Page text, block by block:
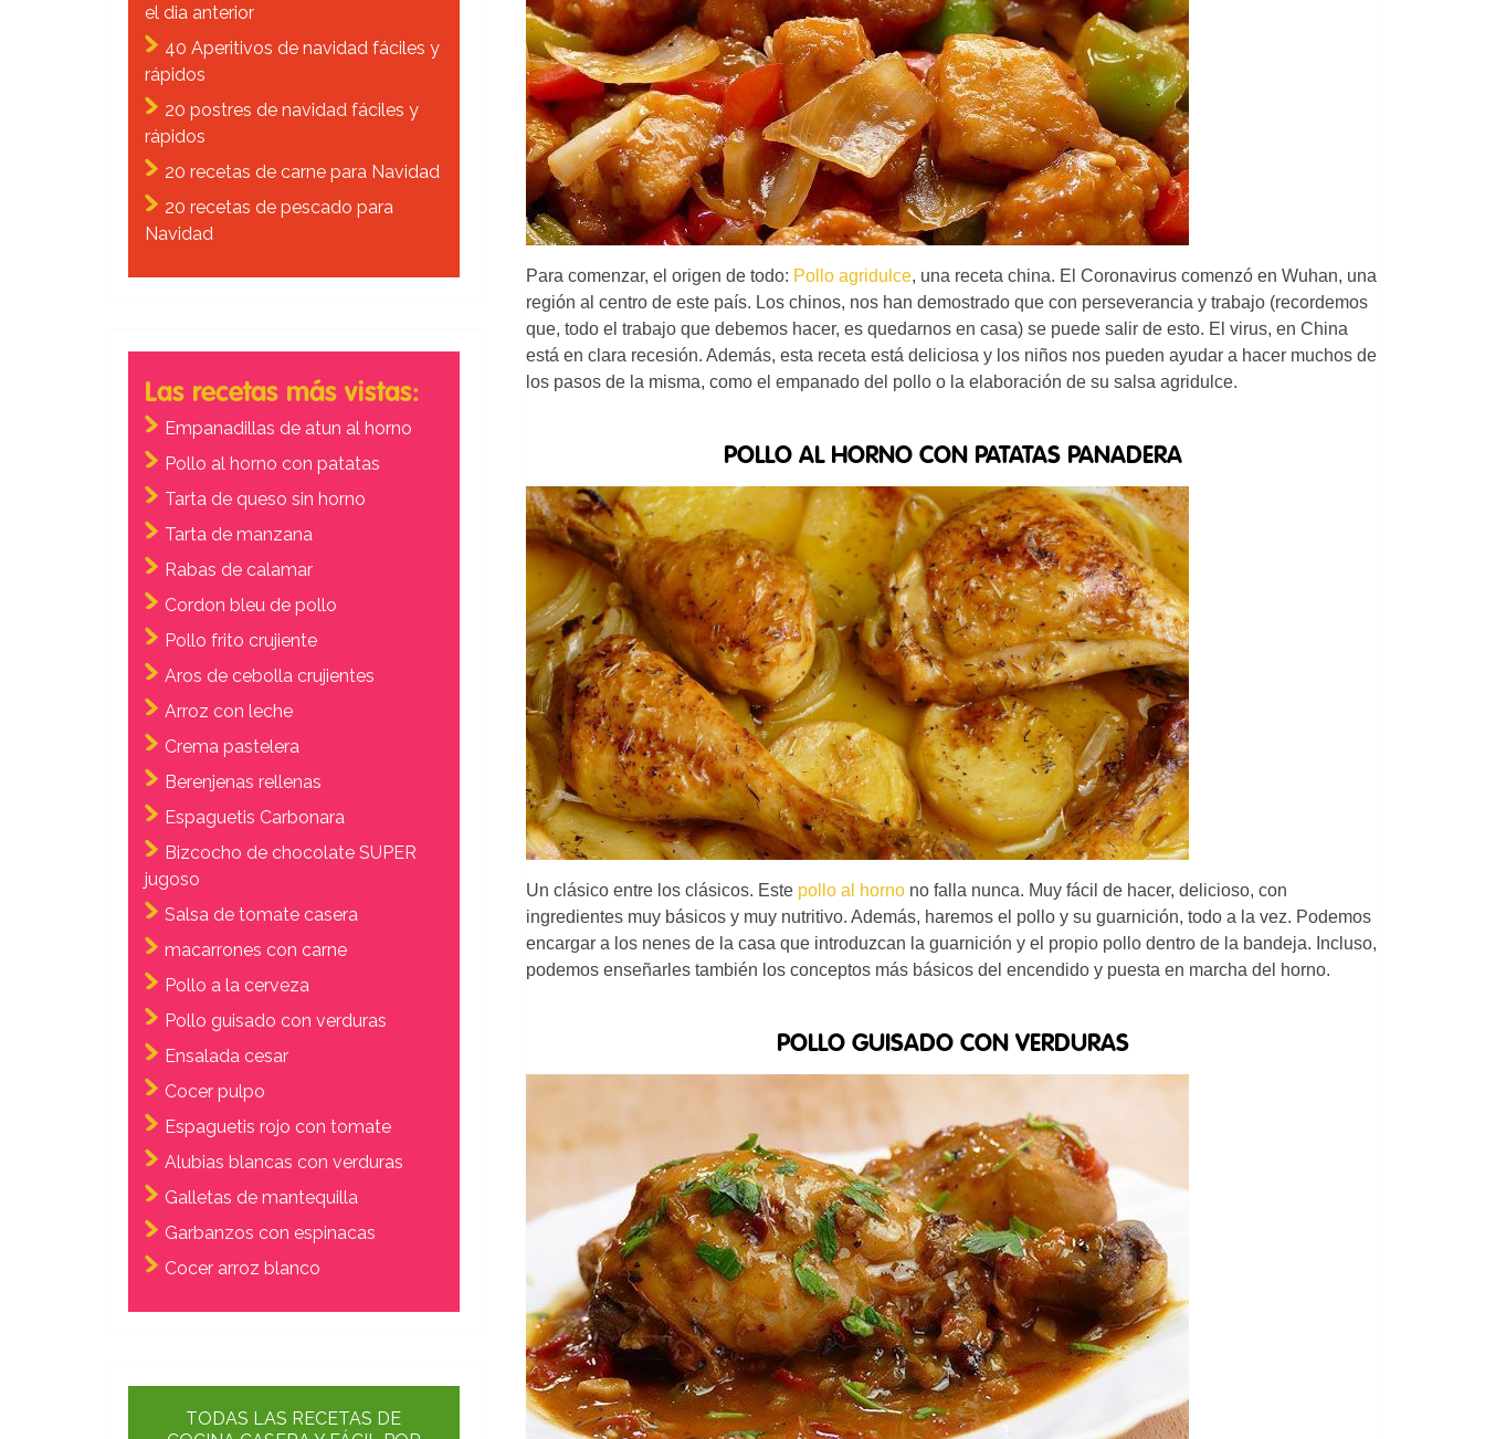
Para comenzar, el origen de todo: Pollo agridulce, una receta china. El Coronavirus comenzó en Wuhan, una
región al centro de este país. Los chinos, nos han demostrado que con perseverancia y trabajo (recordemos
que, todo el trabajo que debemos hacer, es quedarnos en casa) se puede salir de esto. El virus, en China
está en clara recesión. Además, esta receta está deliciosa y los niños nos pueden ayudar a hacer muchos de
los pasos de la misma, como el empanado del pollo o la elaboración de su salsa agridulce.
POLLO AL HORNO CON PATATAS PANADERA
Un clásico entre los clásicos. Este pollo al horno no falla nunca. Muy fácil de hacer, delicioso, con
ingredientes muy básicos y muy nutritivo. Además, haremos el pollo y su guarnición, todo a la vez. Podemos
encargar a los nenes de la casa que introduzcan la guarnición y el propio pollo dentro de la bandeja. Incluso,
podemos enseñarles también los conceptos más básicos del encendido y puesta en marcha del horno.
POLLO GUISADO CON VERDURAS
el dia anterior
40 Aperitivos de navidad fáciles y
rápidos
20 postres de navidad fáciles y
rápidos
20 recetas de carne para Navidad
20 recetas de pescado para
Navidad
Las recetas más vistas:
Empanadillas de atun al horno
Pollo al horno con patatas
Tarta de queso sin horno
Tarta de manzana
Rabas de calamar
Cordon bleu de pollo
Pollo frito crujiente
Aros de cebolla crujientes
Arroz con leche
Crema pastelera
Berenjenas rellenas
Espaguetis Carbonara
Bizcocho de chocolate SUPER
jugoso
Salsa de tomate casera
macarrones con carne
Pollo a la cerveza
Pollo guisado con verduras
Ensalada cesar
Cocer pulpo
Espaguetis rojo con tomate
Alubias blancas con verduras
Galletas de mantequilla
Garbanzos con espinacas
Cocer arroz blanco
TODAS LAS RECETAS DE